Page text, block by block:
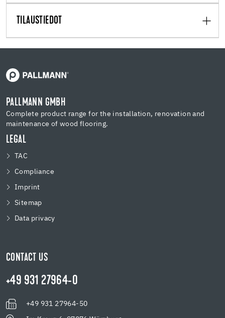
TILAUSTIEDOT
PALLMANN GMBH
Complete product range for the installation, renovation and
maintenance of wood flooring.
LEGAL
TAC
Compliance
Imprint
Sitemap
Data privacy
CONTACT US
+49 931 27964-0
+49 931 27964-50